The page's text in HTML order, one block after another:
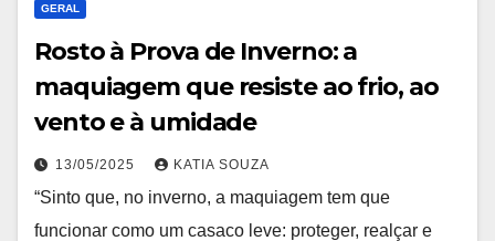
GERAL
Rosto à Prova de Inverno: a
maquiagem que resiste ao frio, ao
vento e à umidade
13/05/2025 KATIA SOUZA
“Sinto que, no inverno, a maquiagem tem que
funcionar como um casaco leve: proteger, realçar e